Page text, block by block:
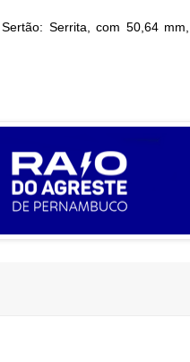
Serrita, com 50,64 mm,